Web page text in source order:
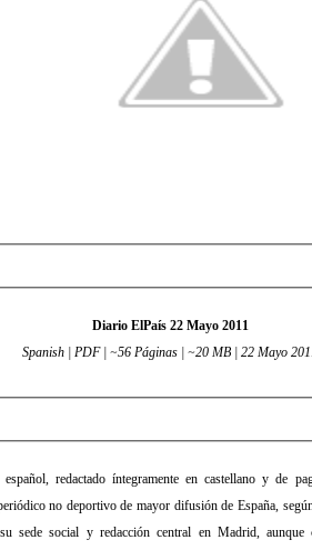
Diario ElPaís 22 Mayo 2011
Spanish | PDF | ~56 Páginas | ~20 MB | 22 Mayo
y de pago. Con una media de 431.034
de mayor difusión de España, según la Oficina de Justificación de la
en las